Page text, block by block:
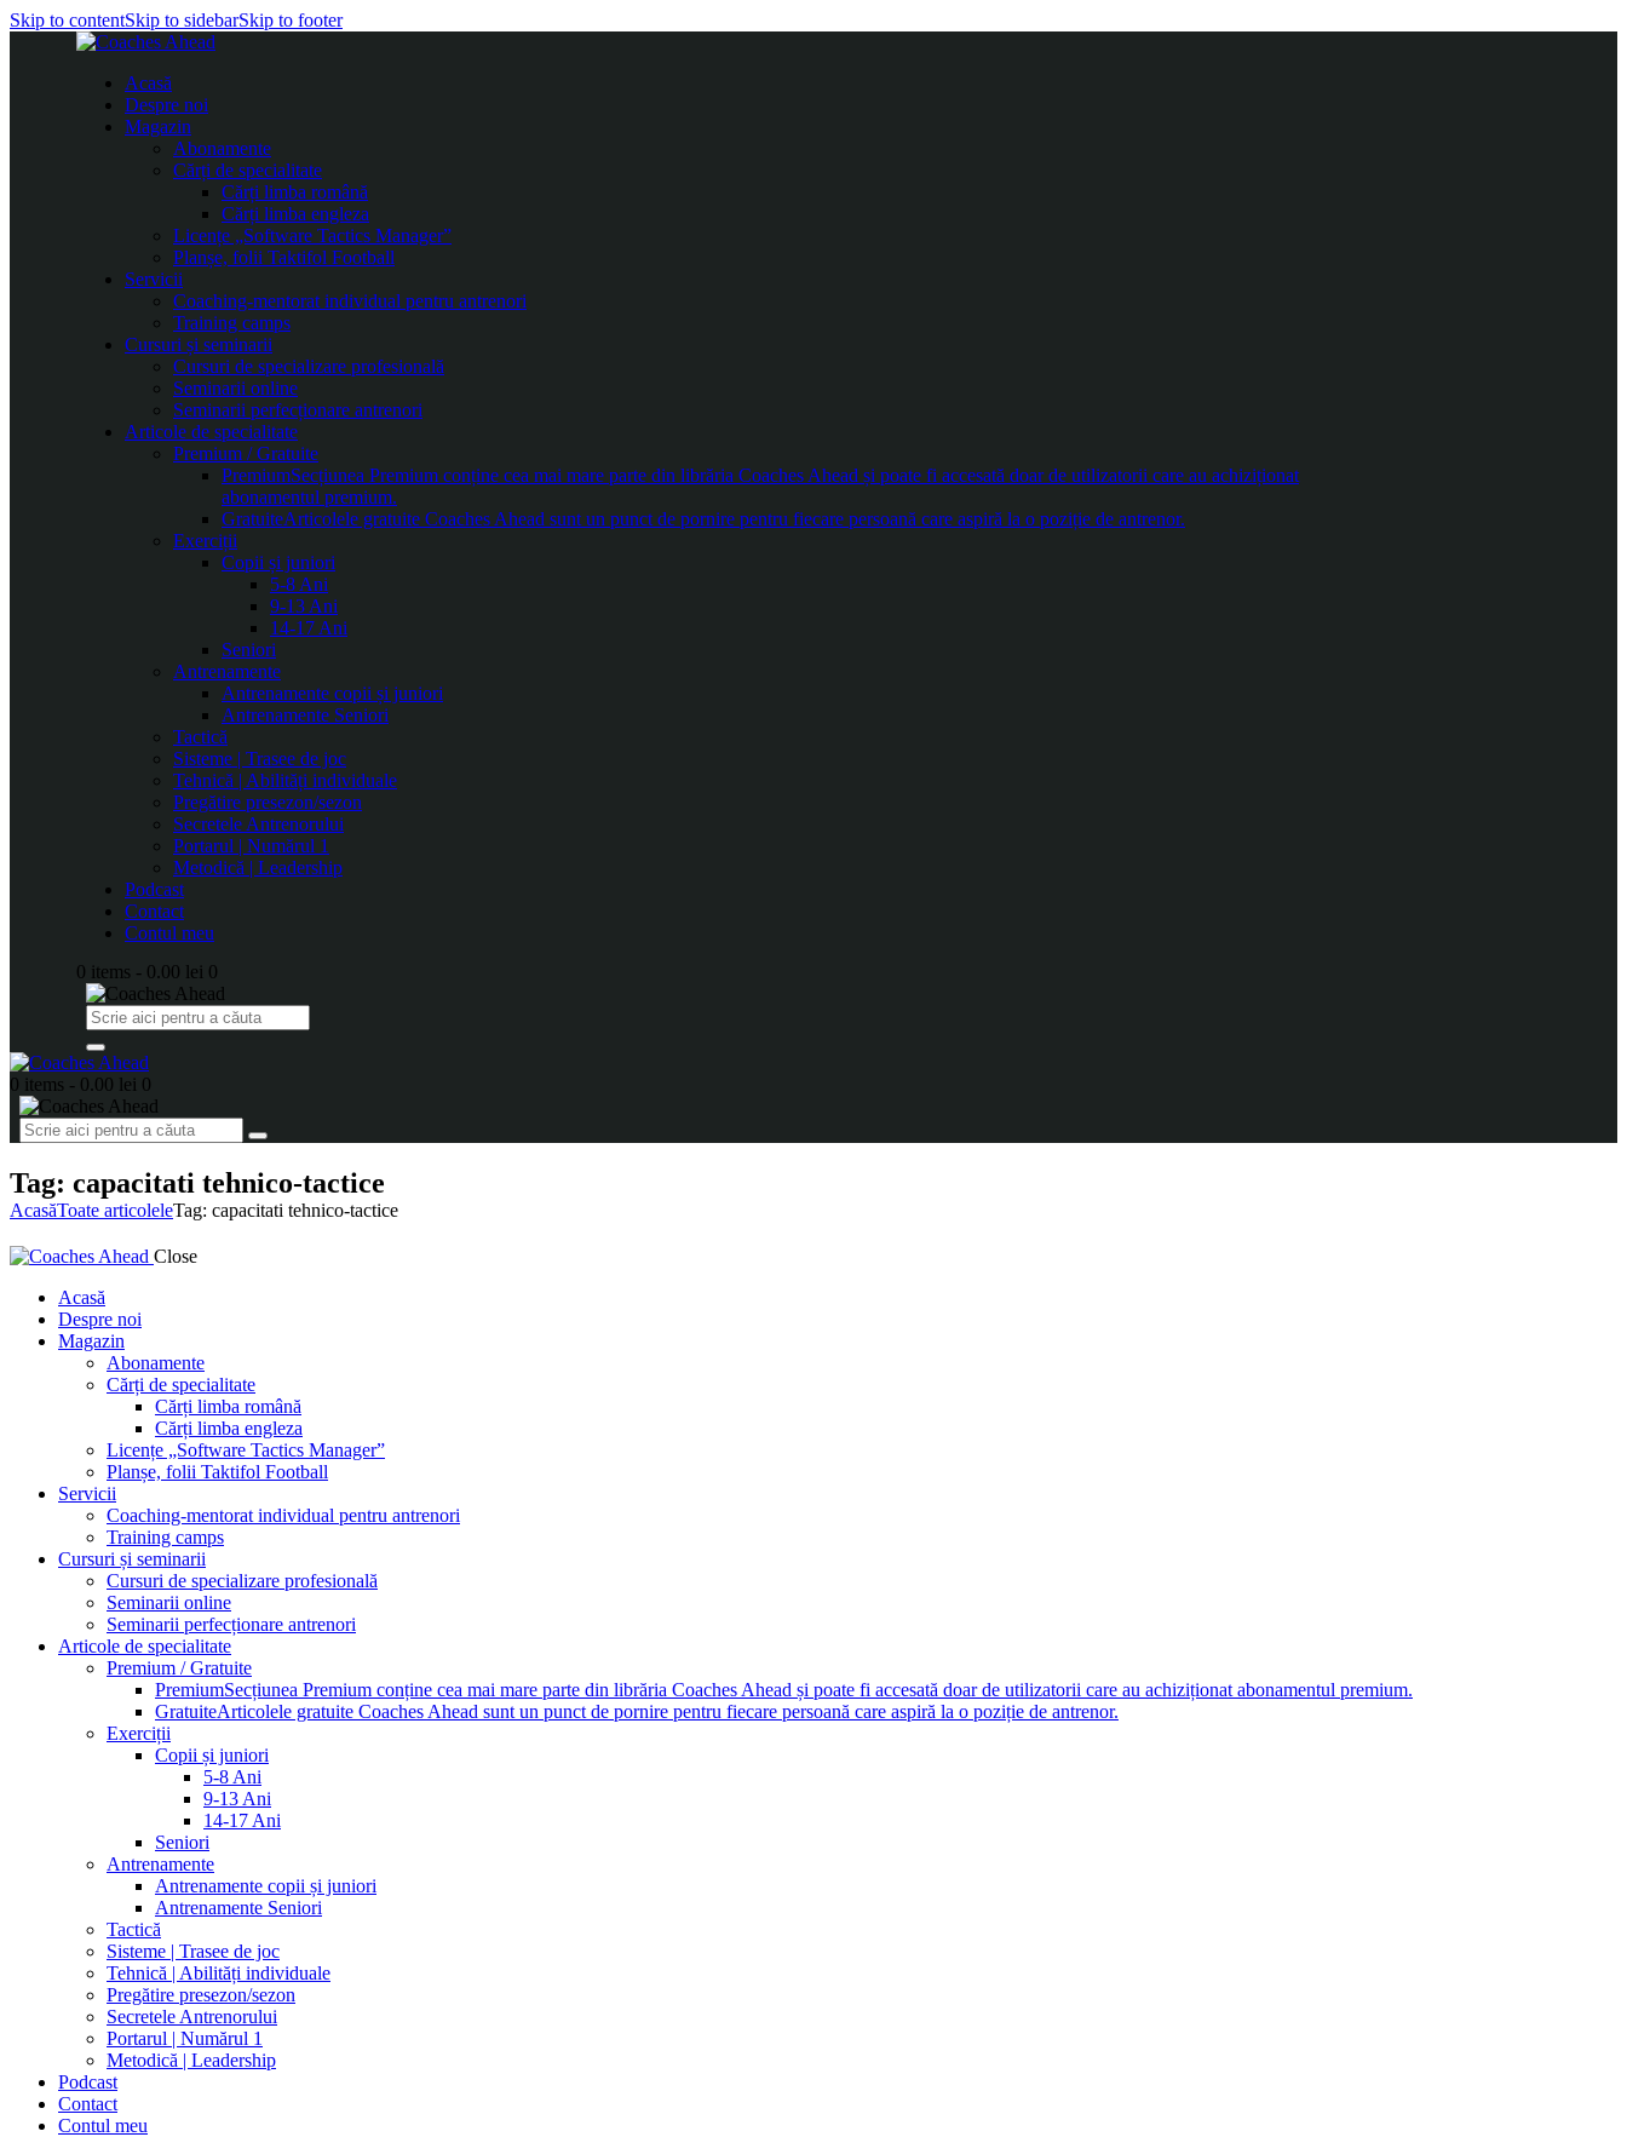
Skip to contentSkip to sidebarSkip to footer
Acasă
Despre noi
Magazin
Abonamente
Cărți de specialitate
Cărți limba română
Cărți limba engleza
Licențe „Software Tactics Manager”
Planșe, folii Taktifol Football
Servicii
Coaching-mentorat individual pentru antrenori
Training camps
Cursuri și seminarii
Cursuri de specializare profesională
Seminarii online
Seminarii perfecționare antrenori
Articole de specialitate
Premium / Gratuite
PremiumSecțiunea Premium conține cea mai mare parte din librăria Coaches Ahead și poate fi accesată doar de utilizatorii care au achiziționat
abonamentul premium.
GratuiteArticolele gratuite Coaches Ahead sunt un punct de pornire pentru fiecare persoană care aspiră la o poziție de antrenor.
Exerciții
Copii și juniori
5-8 Ani
9-13 Ani
14-17 Ani
Seniori
Antrenamente
Antrenamente copii și juniori
Antrenamente Seniori
Tactică
Sisteme | Trasee de joc
Tehnică | Abilități individuale
Pregătire presezon/sezon
Secretele Antrenorului
Portarul | Numărul 1
Metodică | Leadership
Podcast
Contact
Contul meu
0 items - 0.00 lei 0
0 items - 0.00 lei 0
Tag: capacitati tehnico-tactice
AcasăToate articoleleTag: capacitati tehnico-tactice
Close
Acasă
Despre noi
Magazin
Abonamente
Cărți de specialitate
Cărți limba română
Cărți limba engleza
Licențe „Software Tactics Manager”
Planșe, folii Taktifol Football
Servicii
Coaching-mentorat individual pentru antrenori
Training camps
Cursuri și seminarii
Cursuri de specializare profesională
Seminarii online
Seminarii perfecționare antrenori
Articole de specialitate
Premium / Gratuite
PremiumSecțiunea Premium conține cea mai mare parte din librăria Coaches Ahead și poate fi accesată doar de utilizatorii care au achiziționat abonamentul premium.
GratuiteArticolele gratuite Coaches Ahead sunt un punct de pornire pentru fiecare persoană care aspiră la o poziție de antrenor.
Exerciții
Copii și juniori
5-8 Ani
9-13 Ani
14-17 Ani
Seniori
Antrenamente
Antrenamente copii și juniori
Antrenamente Seniori
Tactică
Sisteme | Trasee de joc
Tehnică | Abilități individuale
Pregătire presezon/sezon
Secretele Antrenorului
Portarul | Numărul 1
Metodică | Leadership
Podcast
Contact
Contul meu